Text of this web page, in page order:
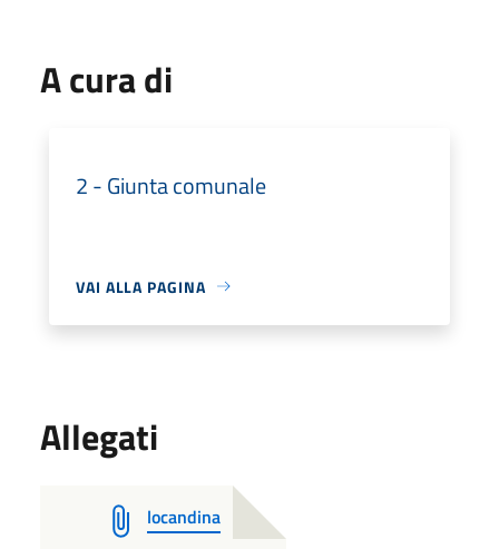
A cura di
2 - Giunta comunale
VAI ALLA PAGINA
Allegati
locandina